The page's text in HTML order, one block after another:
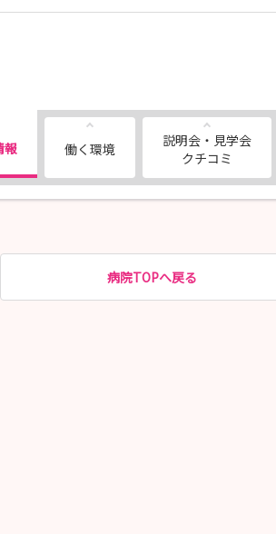
報 働く環境
説明会・見学会
クチコミ
病院TOPへ戻る